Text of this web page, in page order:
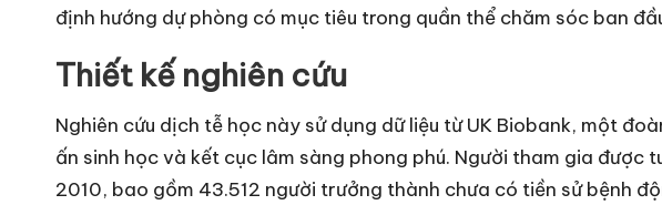
định hướng dự phòng có mục tiêu trong quần thể chăm sóc ban
Thiết kế nghiên cứu
Nghiên cứu dịch tễ học này sử dụng dữ liệu từ UK Biobank, một
ấn sinh học và kết cục lâm sàng phong phú. Người tham gia được
2010, bao gồm 43.512 người trưởng thành chưa có tiền sử bệnh